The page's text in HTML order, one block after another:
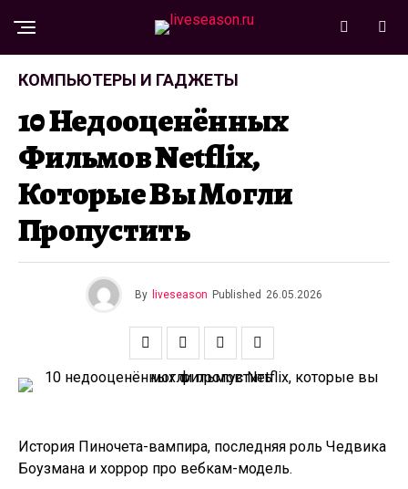
КОМПЬЮТЕРЫ И ГАДЖЕТЫ
10 Недооценённых
Фильмов Netflix,
Которые Вы Могли
Пропустить
By liveseason Published 26.05.2026
История Пиночета-вампира, последняя роль Чедвика
Боузмана и хоррор про вебкам-модель.